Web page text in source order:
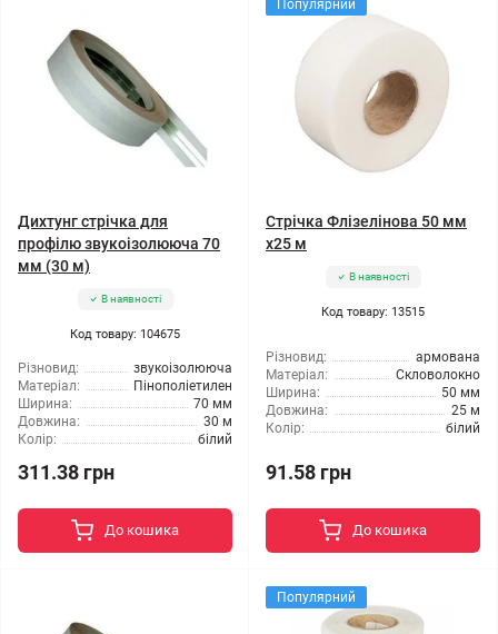
Дихтунг стрічка для
профілю звукоізолююча 70
мм (30 м)
В наявності
Код товару: 104675
Різновид:
звукоізолююча
Матеріал:
Пінополіетилен
Ширина:
70 мм
Довжина:
30 м
Колір:
білий
311.38 грн
До кошика
Популярний
Стрічка Флізелінова 50 мм
х25 м
В наявності
Код товару: 13515
Різновид:
армована
Матеріал:
Скловолокно
Ширина:
50 мм
Довжина:
25 м
Колір:
білий
91.58 грн
До кошика
Популярний